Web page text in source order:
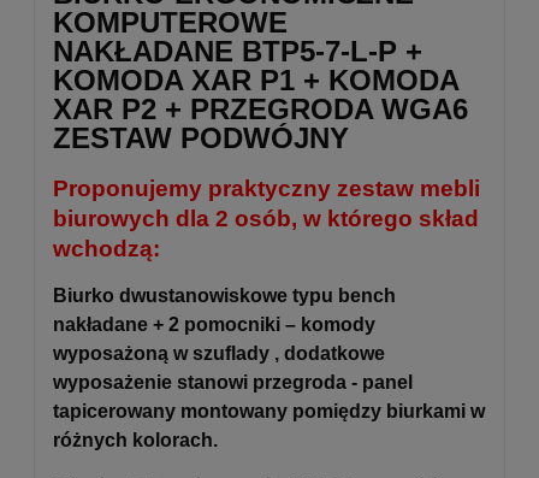
KOMPUTEROWE
NAKŁADANE BTP5-7-L-P +
KOMODA XAR P1 + KOMODA
XAR P2 + PRZEGRODA WGA6
ZESTAW PODWÓJNY
Proponujemy praktyczny zestaw mebli
biurowych dla 2 osób, w którego skład
wchodzą:
Biurko dwustanowiskowe typu bench
nakładane + 2 pomocniki – komody
wyposażoną w szuflady , dodatkowe
wyposażenie stanowi przegroda - panel
tapicerowany montowany pomiędzy biurkami w
różnych kolorach.